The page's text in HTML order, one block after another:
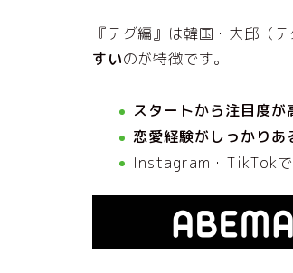
『テグ編』は韓国・大邱（
すいのが特徴です。
スタートから注目度が
恋愛経験がしっかりあ
Instagram・TikTokで